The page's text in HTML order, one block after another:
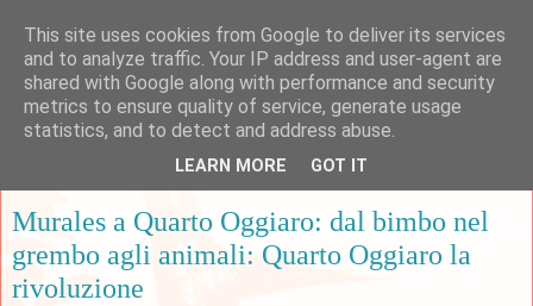
mercoledì 7 settembre 2016
Murales a Quarto Oggiaro: dal bimbo nel
grembo agli animali: Quarto Oggiaro la
rivoluzione
This site uses cookies from Google to deliver its services
and to analyze traffic. Your IP address and user-agent are
shared with Google along with performance and security
metrics to ensure quality of service, generate usage
statistics, and to detect and address abuse.
LEARN MORE GOT IT